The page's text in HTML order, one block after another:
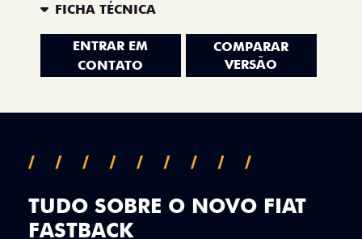
FICHA TÉCNICA
ENTRAR EM
CONTATO
COMPARAR
VERSÃO
TUDO SOBRE O NOVO FIAT
FASTBACK